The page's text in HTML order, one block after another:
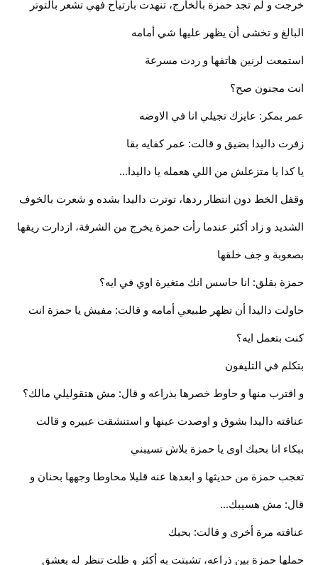
خرجت و لم تجد حمزة بالخارج، تنهدت بارتياح فهي تشعر بالتوتر
البالغ و تخشى أن يظهر عليها شي أمامه
استمعت لرنين هاتفها و ردت مسرعة
انت مجنون صح؟
عمر بمكر: عايزك تجيلي انا في الاوضه
زفرت داليدا بضيق و قالت: عمر كفايه بقا
يا كدا يا متزعلش من اللي هعمله يا داليدا...
وقفل الخط دون انتظار ردها، توترت داليدا بشده و شعرت بالخوف
الشديد و زاد أكثر عندما رأت حمزة يخرج من الشرفة، ازدارت ريقها
بصعوبة و جف خلقها
حمزة بقلق: انا حاسس انك متغيرة اوي في ايه؟
حاولت داليدا أن تظهر طبيعي أمامه و قالت: مفيش يا حمزة انت
كنت بتعمل ايه؟
بتكلم في التليفون
و اقترب منها و حاوط خصرها بذراعه و قال: مش هتقوليلي مالك؟
عناقته داليدا بشوق و اوصدت عينها و استنشقت عبيره و قالت
ببكاء انا بحبك اوى يا حمزة بلاش تسيبني
تعجب حمزة من حديثها و ابعدها عنه قليلا محاوطا وجهها بحنان و
قال: مش هسيبك...
عناقته مرة أخرى و قالت: بحبك
حملها حمزة بين ذراعه، تشبتت به أكثر و ظلت تنظر له بعشق